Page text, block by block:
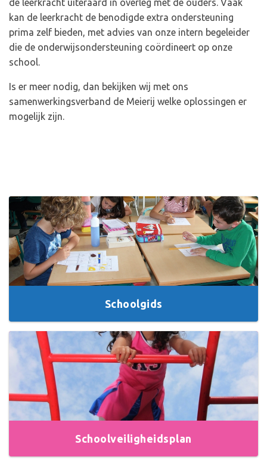
de leerkracht uiteraard in overleg met de ouders. Vaak
kan de leerkracht de benodigde extra ondersteuning
prima zelf bieden, met advies van onze intern begeleider
die de onderwijsondersteuning coördineert op onze
school.
Is er meer nodig, dan bekijken wij met ons
samenwerkingsverband de Meierij welke oplossingen er
mogelijk zijn.
Schoolgids
Schoolveiligheidsplan